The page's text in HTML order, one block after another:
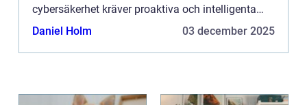
cybersäkerhet kräver proaktiva och intelligenta
system som kan identifiera, analysera och n...
Daniel Holm 03 december 2025